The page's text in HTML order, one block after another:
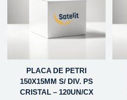
PLACA DE PETRI
150X15MM S/ DIV. PS
CRISTAL – 120UN/CX